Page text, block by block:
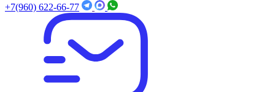
+7(960) 622-66-77